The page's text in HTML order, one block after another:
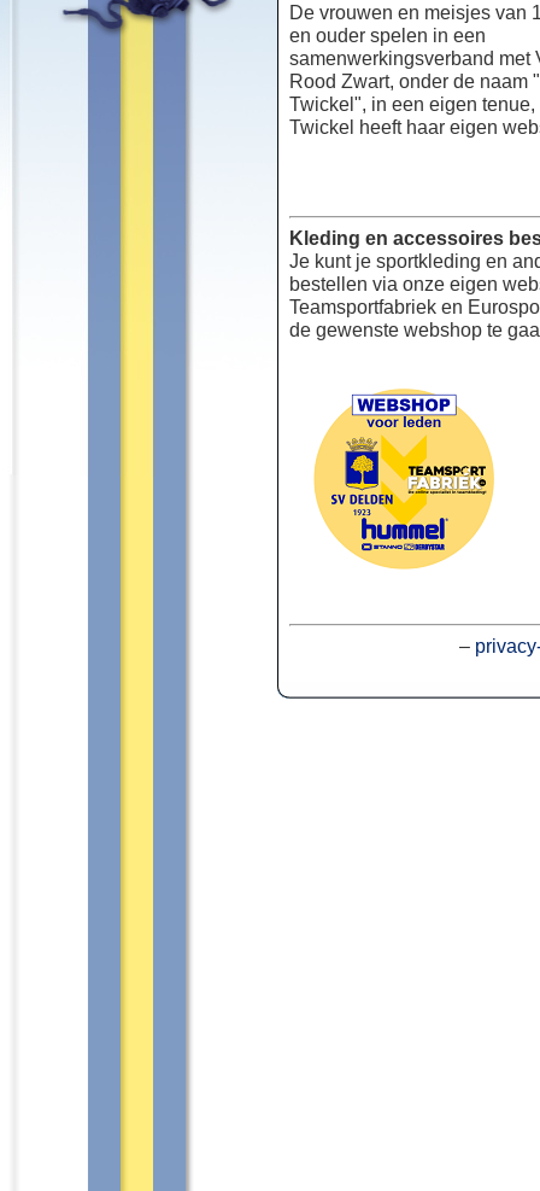
De vrouwen en meisjes van
en ouder spelen in een
samenwerkingsverband met
Rood Zwart, onder de naam
Twickel", in een eigen
Twickel heeft haar eigen
Kleding en accessoires
Je kunt je sportkleding en
bestellen via onze eigen
Teamsportfabriek en
de gewenste webshop te
–